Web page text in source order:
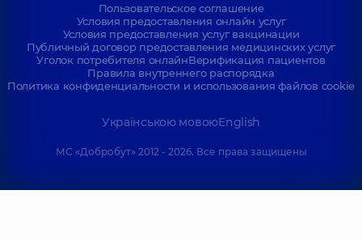
Пользовательское соглашение
Условия предоставления онлайн услуг
Условия предоставления услуг вакцинации
Публичный договор предоставления медицинских услуг
Уголок потребителя онлайнВерификация пациентов
Правила внутреннего распорядка
Политика конфиденциальности и использования файлов cookie
Українською мовоюEnglish
МС «Добробут» 2012 - 2026. Все права защищены